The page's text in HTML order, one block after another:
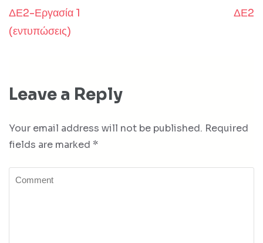
Post
ΔΕ2-Εργασία 1
(εντυπώσεις)
ΔΕ2
Leave a Reply
Your email address will not be published. Required
fields are marked *
Comment